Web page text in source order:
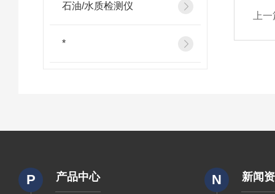
石油/水质检测仪
*
上
P 产品中心 N 新闻